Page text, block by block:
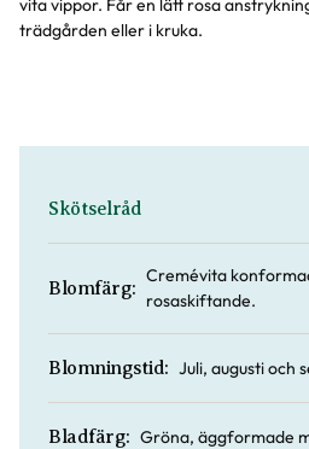
vita vippor. Får en lätt rosa
trädgården eller i kruka.
Skötselråd
Blomfärg:
Cremévita
rosaskiftande.
Blomningstid: Juli, augusti och
Bladfärg: Gröna, äggformade